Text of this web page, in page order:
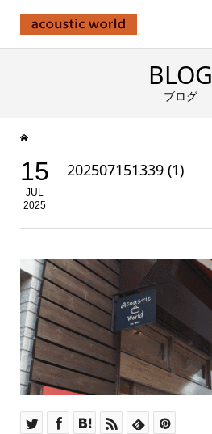
BLOG
ブログ
15
JUL
2025
202507151339 (1)